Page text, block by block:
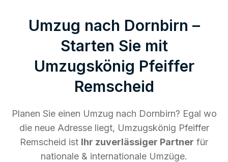
Umzug nach Dornbirn –
Starten Sie mit
Umzugskönig Pfeiffer
Remscheid
Planen Sie einen Umzug nach Dornbirn? Egal wo
die neue Adresse liegt, Umzugskönig Pfeiffer
Remscheid ist Ihr zuverlässiger Partner für
nationale & internationale Umzüge.